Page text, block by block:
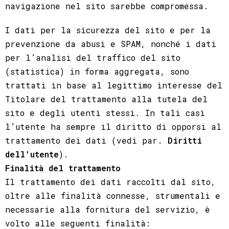
navigazione nel sito sarebbe compromessa.
I dati per la sicurezza del sito e per la
prevenzione da abusi e SPAM, nonché i dati
per l’analisi del traffico del sito
(statistica) in forma aggregata, sono
trattati in base al legittimo interesse del
Titolare del trattamento alla tutela del
sito e degli utenti stessi. In tali casi
l’utente ha sempre il diritto di opporsi al
trattamento dei dati (vedi par. Diritti
dell’utente).
Finalità del trattamento
Il trattamento dei dati raccolti dal sito,
oltre alle finalità connesse, strumentali e
necessarie alla fornitura del servizio, è
volto alle seguenti finalità: